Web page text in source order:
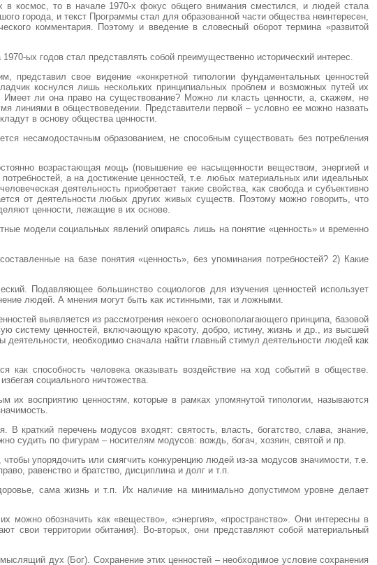
в космос, то в начале 1970-х фокус общего внимания сместился, и людей стала
города, и текст Программы стал для образованной части общества неинтересен,
комментария. Поэтому и введение в словесный оборот термина «развитой
ых годов стал представлять собой преимущественно исторический интерес.
свое видение «конкретной типологии фундаментальных ценностей
коснулся лишь нескольких принципиальных проблем и возможных путей их
ли она право на существование? Можно ли класть ценности, а, скажем, не
линиями в обществоведении. Представители первой – условно ее можно назвать
в основу общества ценности.
несамодостачным образованием, не способным существовать без потребления
возрастающая мощь (повышение ее насыщенности веществом, энергией и
а на достижение ценностей, т.е. любых материальных или идеальных
деятельность приобретает такие свойства, как свобода и субъективно
от деятельности любых других живых существ. Поэтому можно говорить, что
ценности, лежащие в их основе.
модели социальных явлений опираясь лишь на понятие «ценность» и временно
на базе понятия «ценность», без упоминания потребностей? 2) Какие
Подавляющее большинство социологов для изучения ценностей использует
людей. А мнения могут быть как истинными, так и ложными.
выявляется из рассмотрения некоего основополагающего принципа, базовой
систему ценностей, включающую красоту, добро, истину, жизнь и др., из высшей
необходимо сначала найти главный стимул деятельности людей как
как способность человека оказывать воздействие на ход событий в обществе.
социального ничтожества.
восприятию ценностям, которые в рамках упомянутой типологии, называются
краткий перечень модусов входят: святость, власть, богатство, слава, знание,
судить по фигурам – носителям модусов: вождь, богач, хозяин, святой и пр.
упорядочить или смягчить конкуренцию людей из-за модусов значимости, т.е.
равенство и братство, дисциплина и долг и т.п.
сама жизнь и т.п. Их наличие на минимально допустимом уровне делает
обозначить как «вещество», «энергия», «пространство». Они интересны в
свои территории обитания). Во-вторых, они представляют собой материальный
дух (Бог). Сохранение этих ценностей – необходимое условие сохранения